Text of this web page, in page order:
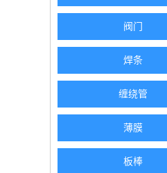
阀门
焊条
缠绕管
薄膜
板棒